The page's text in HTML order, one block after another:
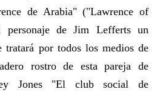
de Arabia" ("Lawrence of
de Jim Lefferts un
tratará por todos los medios de
rostro de esta pareja de
Jones "El club social de